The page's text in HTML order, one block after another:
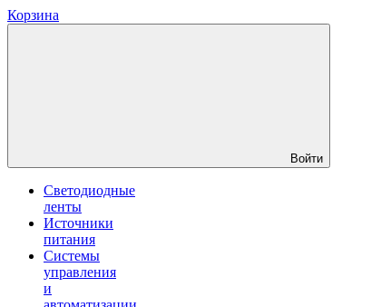
Корзина
Войти
Светодиодные
ленты
Источники
питания
Системы
управления
и